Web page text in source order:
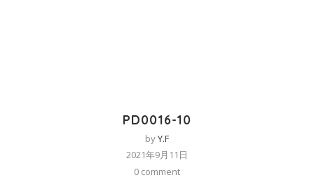
PD0016-10
byY.F
2021年9月11日
0 comment